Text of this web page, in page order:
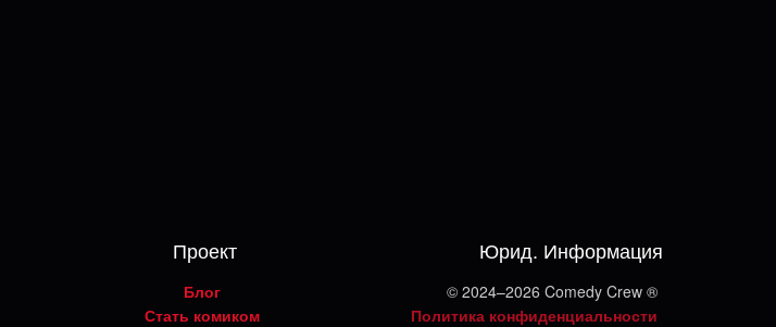
Проект
Блог
Стать комиком
Юрид. Информация
© 2024–2026 Comedy Crew ®
Политика конфиденциальности